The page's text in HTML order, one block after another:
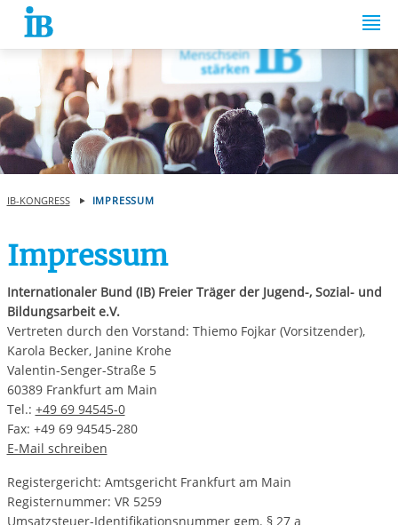
Springe zum Inhalt
IB-KONGRESS IMPRESSUM
Impressum
Internationaler Bund (IB) Freier Träger der Jugend-, Sozial- und
Bildungsarbeit e.V.
Vertreten durch den Vorstand: Thiemo Fojkar (Vorsitzender),
Karola Becker, Janine Krohe
Valentin-Senger-Straße 5
60389 Frankfurt am Main
Tel.: +49 69 94545-0
Fax: +49 69 94545-280
E-Mail schreiben
Registergericht: Amtsgericht Frankfurt am Main
Registernummer: VR 5259
Umsatzsteuer-Identifikationsnummer gem. § 27 a